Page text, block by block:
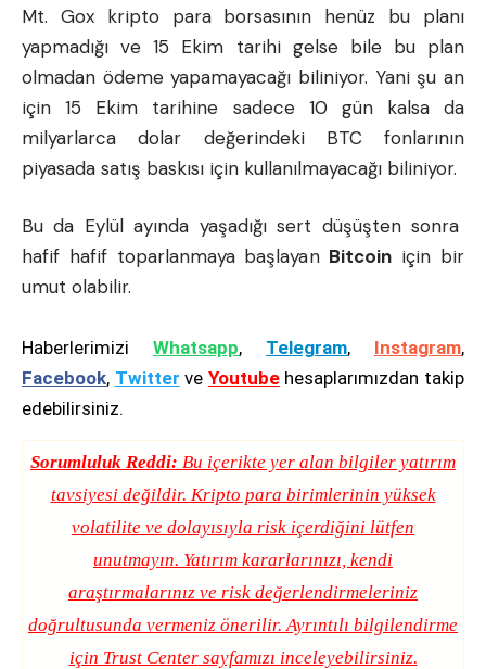
Mt. Gox kripto para borsasının henüz bu planı
yapmadığı ve 15 Ekim tarihi gelse bile bu plan
olmadan ödeme yapamayacağı biliniyor. Yani şu an
için 15 Ekim tarihine sadece 10 gün kalsa da
milyarlarca dolar değerindeki BTC fonlarının
piyasada satış baskısı için kullanılmayacağı biliniyor.
Bu da Eylül ayında yaşadığı sert düşüşten sonra
hafif hafif toparlanmaya başlayan Bitcoin için bir
umut olabilir.
Haberlerimizi Whatsapp, Telegram, Instagram,
Facebook, Twitter ve Youtubehesaplarımızdan takip
edebilirsiniz.
Sorumluluk Reddi: Bu içerikte yer alan bilgiler yatırım
tavsiyesi değildir. Kripto para birimlerinin yüksek
volatilite ve dolayısıyla risk içerdiğini lütfen
unutmayın. Yatırım kararlarınızı, kendi
araştırmalarınız ve risk değerlendirmeleriniz
doğrultusunda vermeniz önerilir. Ayrıntılı bilgilendirme
için Trust Centersayfamızı inceleyebilirsiniz.